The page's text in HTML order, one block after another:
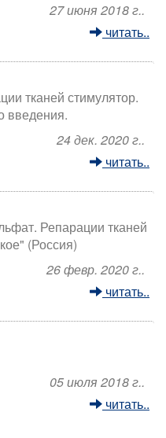
27 июня 2018 г..
читать..
тканей стимулятор.
введения.
24 дек. 2020 г..
читать..
Репарации тканей
(Россия)
26 февр. 2020 г..
читать..
05 июля 2018 г..
читать..